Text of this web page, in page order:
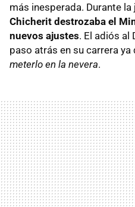
más inesperada. Durante
Chicherit destrozaba el
nuevos ajustes. El adiós al
paso atrás en su carrera ya
meterlo en la nevera.